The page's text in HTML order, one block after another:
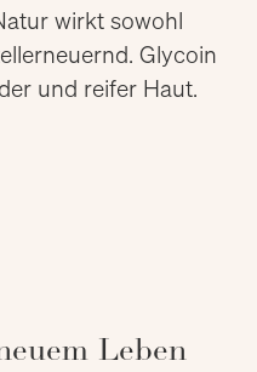
wirkt sowohl
Glycoin
und reifer Haut.
Leben